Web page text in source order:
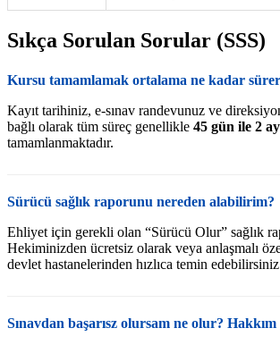
Sıkça Sorulan Sorular (SSS)
Kursu tamamlamak ortalama ne kadar
Kayıt tarihiniz, e-sınav randevunuz ve
bağlı olarak tüm süreç genellikle 45 gün ile 2 ay
tamamlanmaktadır.
Sürücü sağlık raporunu nereden alabilirim?
Ehliyet için gerekli olan “Sürücü Olur” sağlık
Hekiminizden ücretsiz olarak veya anlaşmalı
devlet hastanelerinden hızlıca temin
Sınavdan başarısz olursam ne olur? Hakkım